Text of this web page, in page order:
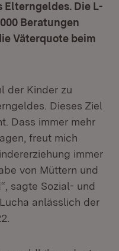
Elterngeldes. Die L-
Beratungen
Väterquote beim
der Kinder zu
Dieses Ziel
Dass immer mehr
freut mich
immer
von Müttern und
sagte Sozial- und
anlässlich der